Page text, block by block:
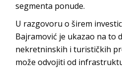
segmenta ponude.
U razgovoru o širem
Bajramović je ukazao na to
nekretninskih i turističkih
može odvojiti od